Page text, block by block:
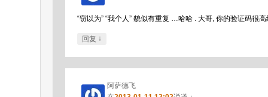
“窃以为” “我个人” 貌似有重复 …哈哈 . 大哥, 你的验证码很高
回复 ↓
阿萨德飞